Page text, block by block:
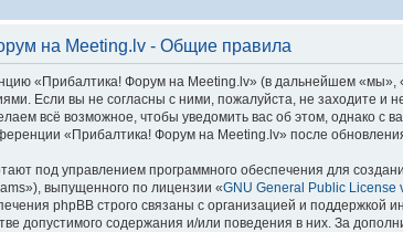
на Meeting.lv - Общие правила
«Прибалтика! Форум на Meeting.lv» (в дальнейшем «мы»,
Если вы не согласны с ними, пожалуйста, не заходите и
всё возможное, чтобы уведомить вас об этом, однако с
«Прибалтика! Форум на Meeting.lv» после
под управлением программного обеспечения для
выпущенного по лицензии «GNU General Public License
phpBB строго связаны с организацией и
допустимого содержания и/или поведения в них. За